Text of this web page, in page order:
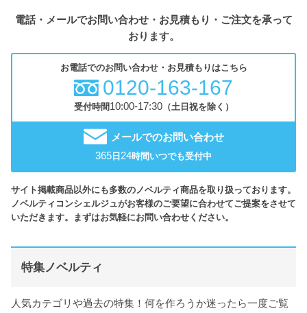
電話・メールでお問い合わせ・お見積もり・ご注文を承って
おります。
お電話でのお問い合わせ・お見積もりはこちら
0120-163-167
受付時間10:00-17:30（土日祝を除く）
メールでのお問い合わせ
365 日 24時間いつでも受付中
サイト掲載商品以外にも多数のノベルティ商品を取り扱っております。
ノベルティコンシェルジュがお客様のご要望に合わせてご提案をさせて
いただきます。まずはお気軽にお問い合わせください。
特集ノベルティ
人気カテゴリや過去の特集！何を作ろうか迷ったら一度ご覧